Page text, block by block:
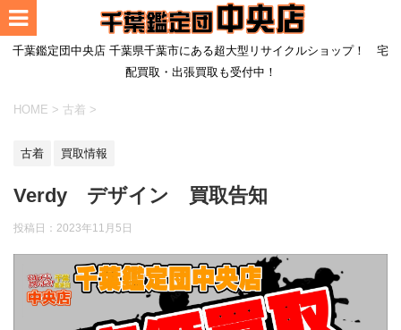
千葉鑑定団中央店 千葉県千葉市にある超大型リサイクルショップ！ 宅
配買取・出張買取も受付中！
HOME > 古着 >
古着 買取情報
Verdy デザイン 買取告知
投稿日： 2023年11月5日